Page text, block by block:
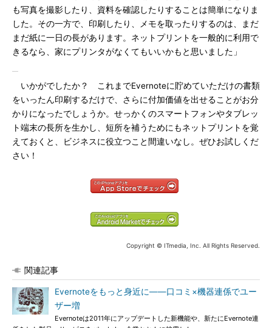
も写真を撮影したり、資料を確認したりすることは簡単になりま
した。その一方で、印刷したり、メモを取ったりするのは、まだ
まだ紙に一日の長があります。ネットプリントを一般的に利用で
きるなら、家にプリンタがなくてもいいかもと思いました」
いかがでしたか？ これまでEvernoteに貯めていただけの書類
をいったん印刷するだけで、さらに付加価値を出せることがお分
かりになったでしょうか。せっかくのスマートフォンやタブレッ
ト端末の長所を生かし、短所を補うためにもネットプリントを覚
えておくと、ビジネスに役立つこと間違いなし。ぜひお試しくだ
さい！
Copyright © ITmedia, Inc. All Rights Reserved.
関連記事
Evernoteをもっと身近に――口コミ×機器連係でユー
ザー増
Evernoteは2011年にアップデートした新機能や、新たにEvernote連